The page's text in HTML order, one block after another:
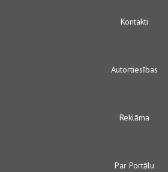
Kontakti
Autortiesības
Reklāma
Par Portālu